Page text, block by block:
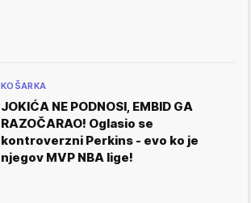
KOŠARKA
JOKIĆA NE PODNOSI, EMBID GA
RAZOČARAO! Oglasio se
kontroverzni Perkins - evo ko je
njegov MVP NBA lige!